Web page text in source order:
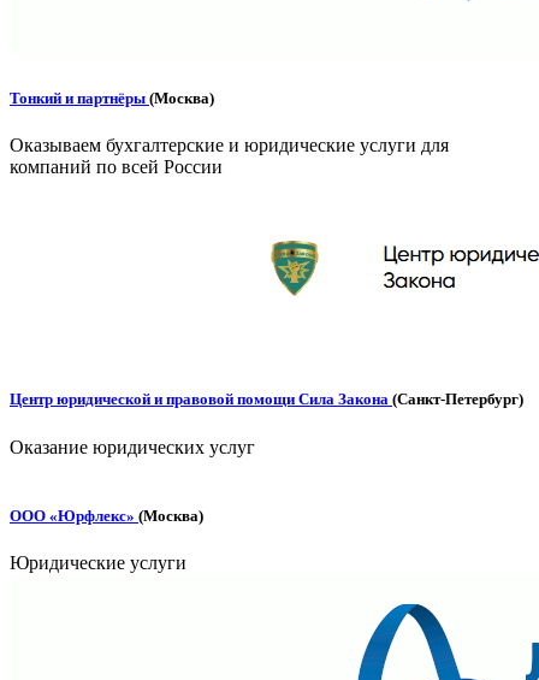
Тонкий и партнёры (Москва)
Оказываем бухгалтерские и юридические услуги для
компаний по всей России
Центр юридической и правовой помощи Сила Закона (Санкт-Петербург)
Оказание юридических услуг
ООО «Юрфлекс» (Москва)
Юридические услуги